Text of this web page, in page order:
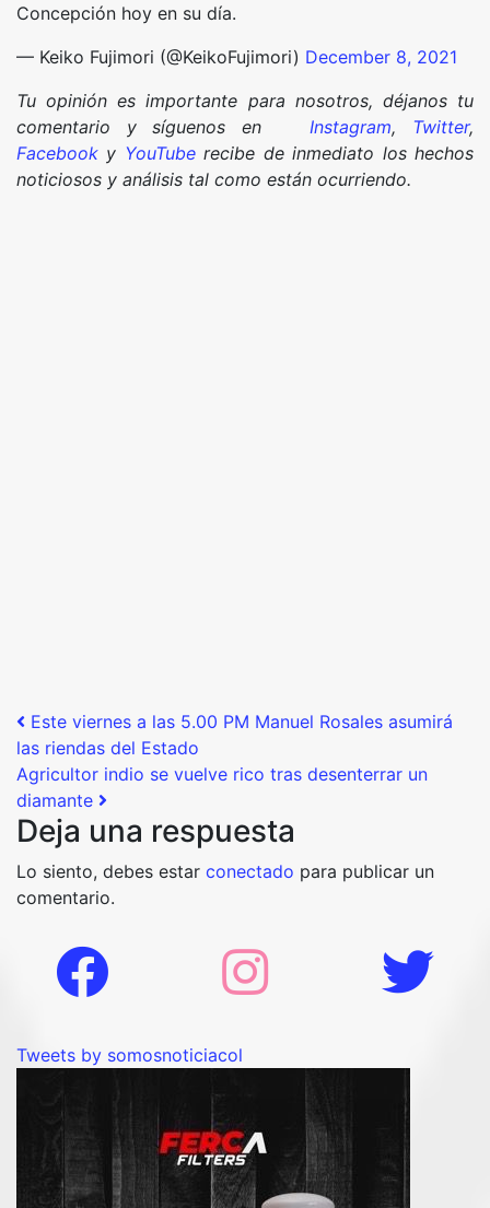
Concepción hoy en su día.
— Keiko Fujimori (@KeikoFujimori) December 8, 2021
Tu opinión es importante para nosotros, déjanos tu
comentario y síguenos en
Instagram, Twitter,
Facebook y YouTuberecibe de inmediato los hechos
noticiosos y análisis tal como están ocurriendo.
Post navigation
Este viernes a las 5.00 PM Manuel Rosales asumirá
las riendas del Estado
Agricultor indio se vuelve rico tras desenterrar un
diamante
Deja una respuesta
Lo siento, debes estar conectado para publicar un
comentario.
Tweets by somosnoticiacol